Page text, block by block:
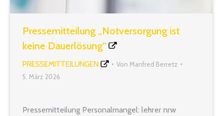
Pressemitteilung „Notversorgung ist
keine Dauerlösung“
PRESSEMITTEILUNGEN Von Manfred Berretz
5. März 2026
Pressemitteilung Personalmangel: lehrer nrw